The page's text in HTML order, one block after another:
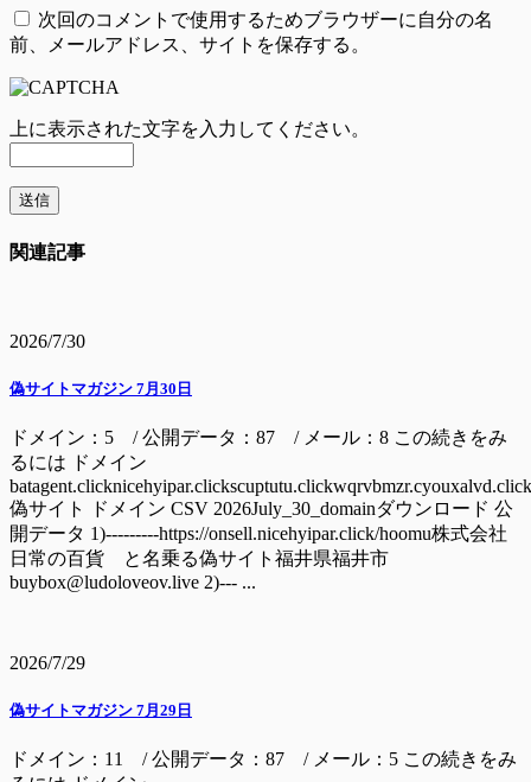
次回のコメントで使用するためブラウザーに自分の名
前、メールアドレス、サイトを保存する。
上に表示された文字を入力してください。
関連記事
2026/7/30
偽サイトマガジン 7月30日
ドメイン：5 / 公開データ：87 / メール：8 この続きをみ
るには ドメイン
batagent.clicknicehyipar.clickscuptutu.clickwqrvbmzr.cyouxalvd.click
偽サイト ドメイン CSV 2026July_30_domainダウンロード 公
開データ 1)---------https://onsell.nicehyipar.click/hoomu株式会社
日常の百貨 と名乗る偽サイト福井県福井市
buybox@ludoloveov.live 2)--- ...
2026/7/29
偽サイトマガジン 7月29日
ドメイン：11 / 公開データ：87 / メール：5 この続きをみ